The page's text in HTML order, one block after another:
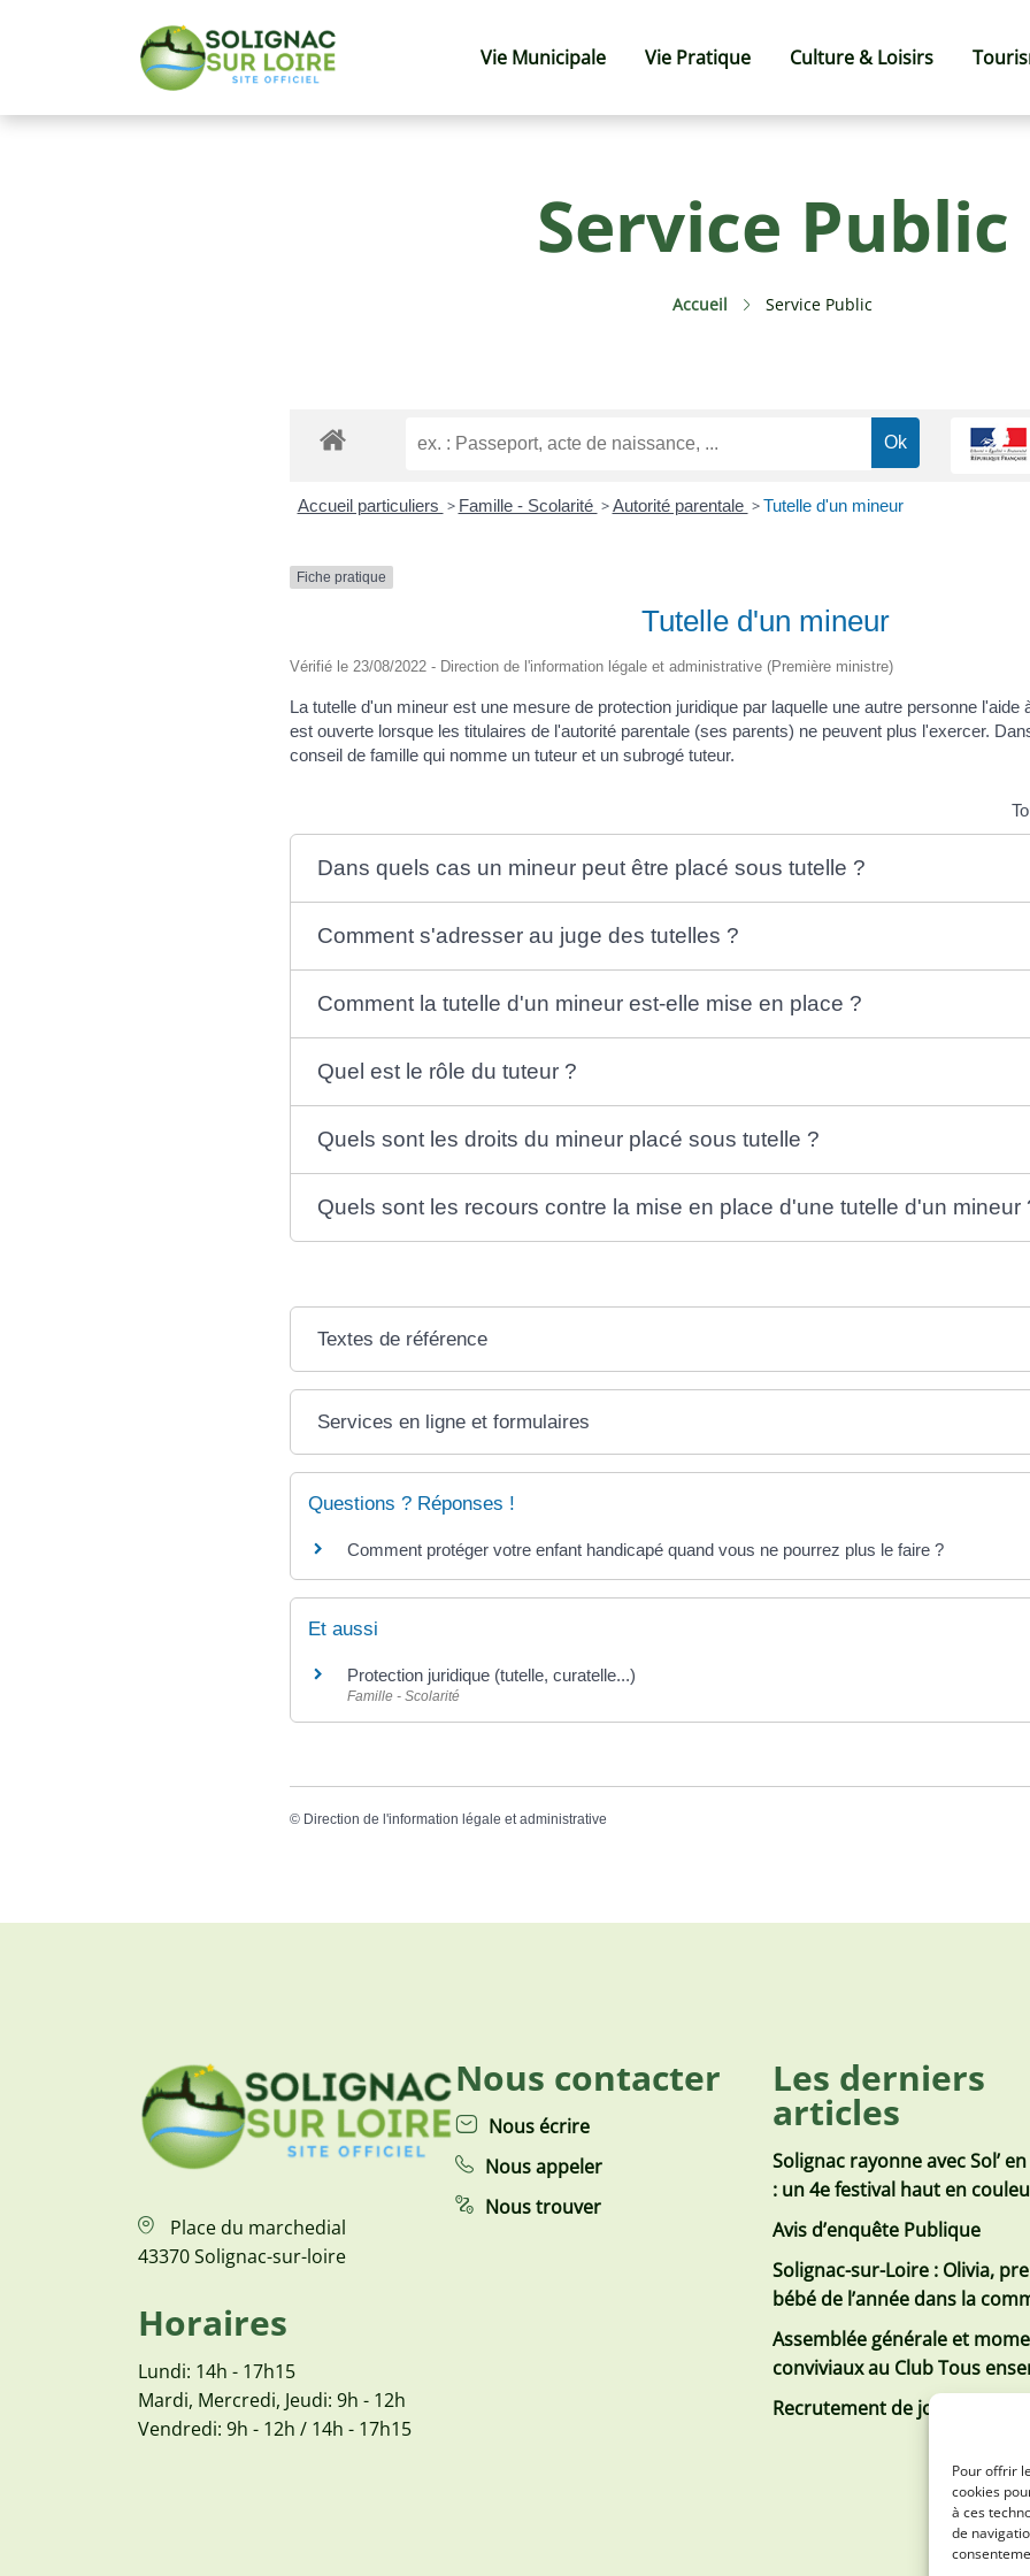
Pour offrir
cookies
à ces
de
Vie Municipale Vie Pratique Culture & Loisirs
Service Public
Accueil Service Public
Accueil particuliers > Famille - Scolarité > Autorité parentale > Tutelle d'un mineur
Fiche pratique
Tutelle d'un mineur
Vérifié le 23/08/2022 - Direction de l'information légale et administrative (Première ministre)
La tutelle d'un mineur est une mesure de protection juridique par laquelle une autre personne l'aide
est ouverte lorsque les titulaires de l'autorité parentale (ses parents) ne peuvent plus l'exercer.
conseil de famille qui nomme un tuteur et un subrogé tuteur.
Dans quels cas un mineur peut être placé sous tutelle ?
Comment s'adresser au juge des tutelles ?
Comment la tutelle d'un mineur est-elle mise en place ?
Quel est le rôle du tuteur ?
Quels sont les droits du mineur placé sous tutelle ?
Quels sont les recours contre la mise en place d'une tutelle d'un mineur
Textes de référence
Services en ligne et formulaires
Questions ? Réponses !
Comment protéger votre enfant handicapé quand vous ne pourrez plus le faire ?
Et aussi
Protection juridique (tutelle, curatelle...)
Famille - Scolarité
© Direction de l'information légale et administrative
Place du marchedial
43370 Solignac-sur-loire
Horaires
Lundi: 14h - 17h15
Mardi, Mercredi, Jeudi: 9h - 12h
Vendredi: 9h - 12h / 14h - 17h15
Nous contacter
Nous écrire
Nous appeler
Nous trouver
Les derniers
articles
Solignac rayonne avec Sol’
: un 4e festival haut en
Avis d’enquête Publique
Solignac-sur-Loire : Olivia,
bébé de l’année dans la
Assemblée générale et
conviviaux au Club Tous
Recrutement de jobs d’été